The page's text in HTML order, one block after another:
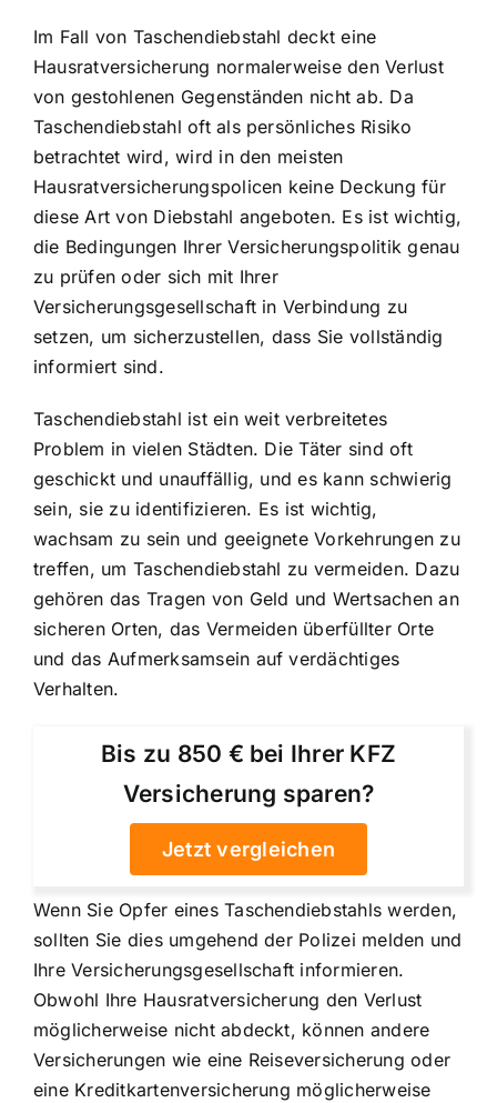
Im Fall von Taschendiebstahl deckt eine
Hausratversicherung normalerweise den Verlust
von gestohlenen Gegenständen nicht ab. Da
Taschendiebstahl oft als persönliches Risiko
betrachtet wird, wird in den meisten
Hausratversicherungspolicen keine Deckung für
diese Art von Diebstahl angeboten. Es ist wichtig,
die Bedingungen Ihrer Versicherungspolitik genau
zu prüfen oder sich mit Ihrer
Versicherungsgesellschaft in Verbindung zu
setzen, um sicherzustellen, dass Sie vollständig
informiert sind.
Taschendiebstahl ist ein weit verbreitetes
Problem in vielen Städten. Die Täter sind oft
geschickt und unauffällig, und es kann schwierig
sein, sie zu identifizieren. Es ist wichtig,
wachsam zu sein und geeignete Vorkehrungen zu
treffen, um Taschendiebstahl zu vermeiden. Dazu
gehören das Tragen von Geld und Wertsachen an
sicheren Orten, das Vermeiden überfüllter Orte
und das Aufmerksamsein auf verdächtiges
Verhalten.
Bis zu 850 € bei Ihrer KFZ
Versicherung sparen?
Jetzt vergleichen
Wenn Sie Opfer eines Taschendiebstahls werden,
sollten Sie dies umgehend der Polizei melden und
Ihre Versicherungsgesellschaft informieren.
Obwohl Ihre Hausratversicherung den Verlust
möglicherweise nicht abdeckt, können andere
Versicherungen wie eine Reiseversicherung oder
eine Kreditkartenversicherung möglicherweise